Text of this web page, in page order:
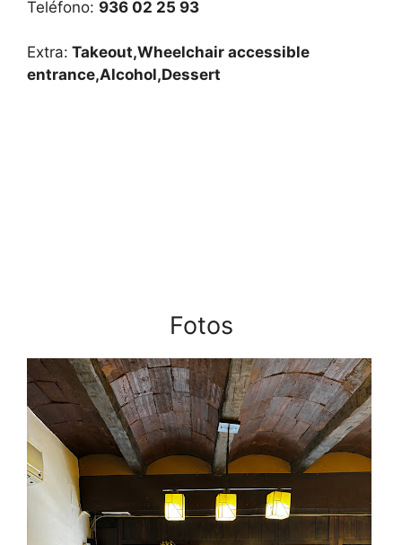
Teléfono: 936 02 25 93
Extra: Takeout,Wheelchair accessible
entrance,Alcohol,Dessert
Fotos